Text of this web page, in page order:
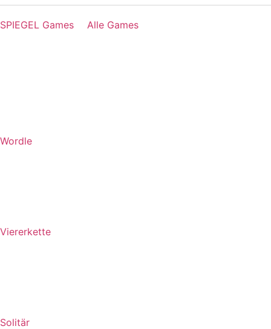
SPIEGEL Games Alle Games
Wordle
Viererkette
Solitär